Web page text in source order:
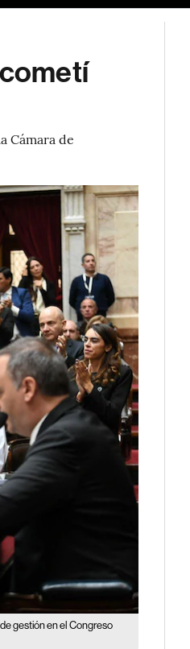
Cámara de
gestión en el Congreso